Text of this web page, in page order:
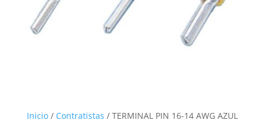
Inicio/ Contratistas / TERMINAL PIN 16-14 AWG AZUL